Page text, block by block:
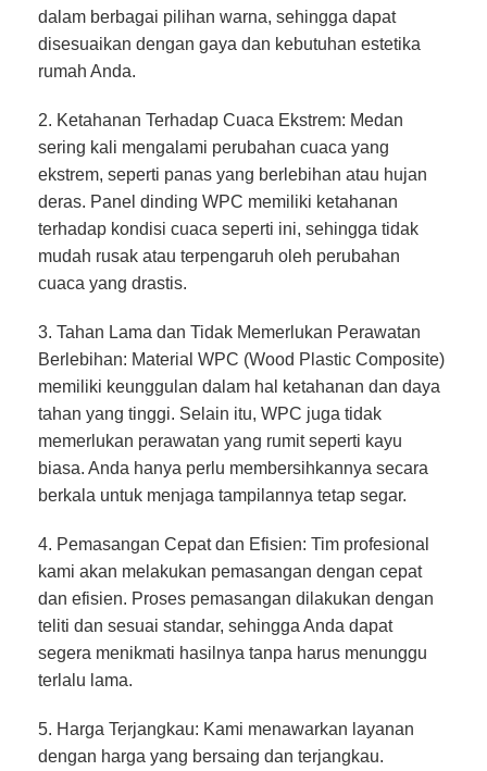
dalam berbagai pilihan warna, sehingga dapat
disesuaikan dengan gaya dan kebutuhan estetika
rumah Anda.
2. Ketahanan Terhadap Cuaca Ekstrem: Medan
sering kali mengalami perubahan cuaca yang
ekstrem, seperti panas yang berlebihan atau hujan
deras. Panel dinding WPC memiliki ketahanan
terhadap kondisi cuaca seperti ini, sehingga tidak
mudah rusak atau terpengaruh oleh perubahan
cuaca yang drastis.
3. Tahan Lama dan Tidak Memerlukan Perawatan
Berlebihan: Material WPC (Wood Plastic Composite)
memiliki keunggulan dalam hal ketahanan dan daya
tahan yang tinggi. Selain itu, WPC juga tidak
memerlukan perawatan yang rumit seperti kayu
biasa. Anda hanya perlu membersihkannya secara
berkala untuk menjaga tampilannya tetap segar.
4. Pemasangan Cepat dan Efisien: Tim profesional
kami akan melakukan pemasangan dengan cepat
dan efisien. Proses pemasangan dilakukan dengan
teliti dan sesuai standar, sehingga Anda dapat
segera menikmati hasilnya tanpa harus menunggu
terlalu lama.
5. Harga Terjangkau: Kami menawarkan layanan
dengan harga yang bersaing dan terjangkau.